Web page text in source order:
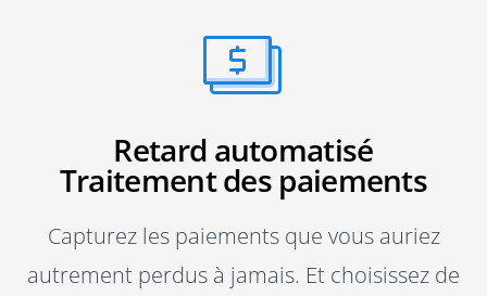
Retard automatisé
Traitement des paiements
Capturez les paiements que vous auriez
autrement perdus à jamais. Et choisissez de